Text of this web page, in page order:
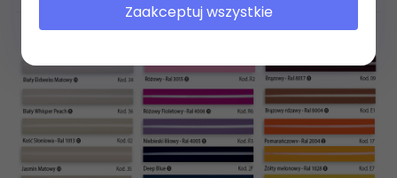
Zaakceptuj wszystkie